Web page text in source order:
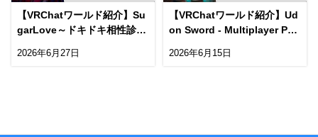
【VRChatワールド紹介】Su
garLove～ドキドキ相性診断
＂VRCTemple＂ has been r
2026年6月27日
【VRChatワールド紹介】Ud
on Sword - Multiplayer PvE
2026年6月15日